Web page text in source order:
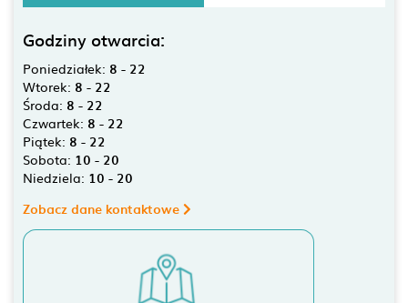
Godziny otwarcia:
Poniedziałek: 8 - 22
Wtorek: 8 - 22
Środa: 8 - 22
Czwartek: 8 - 22
Piątek: 8 - 22
Sobota: 10 - 20
Niedziela: 10 - 20
Zobacz dane kontaktowe